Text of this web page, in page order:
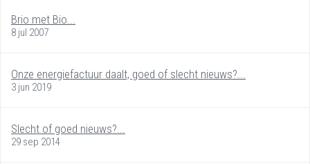
Brio met Bio...
8 jul 2007
Onze energiefactuur daalt, goed of slecht nieuws?...
3 jun 2019
Slecht of goed nieuws?...
29 sep 2014